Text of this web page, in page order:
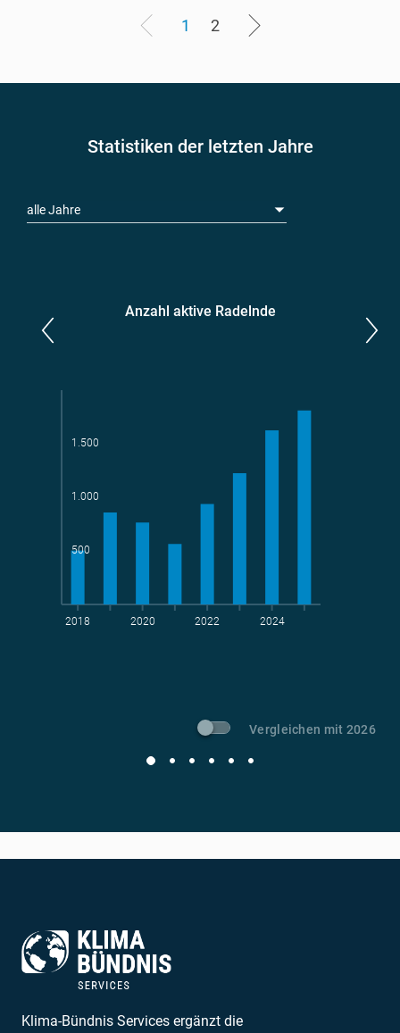
1 2
Statistiken der letzten Jahre
alle Jahre
Teams
-Vermeidung
Anzahl aktive Radelnde
2018 2020 2022 2024
500
1.000
1.500
Vergleichen mit 2026
Klima-Bündnis Services ergänzt die